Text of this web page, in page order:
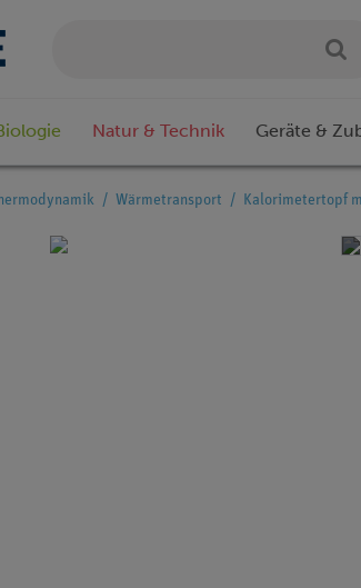
Natur & Technik Geräte &
Wärmetransport Kalorimetertopf